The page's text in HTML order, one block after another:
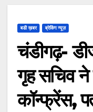
बडी ख़बर ब्रेकिंग न्यूज़
चंडीगढ़-
गृह सचिव
कॉन्फ्रेंस,